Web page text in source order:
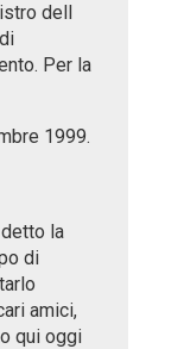
dell
Per la
1999.
la
di
amici,
qui oggi